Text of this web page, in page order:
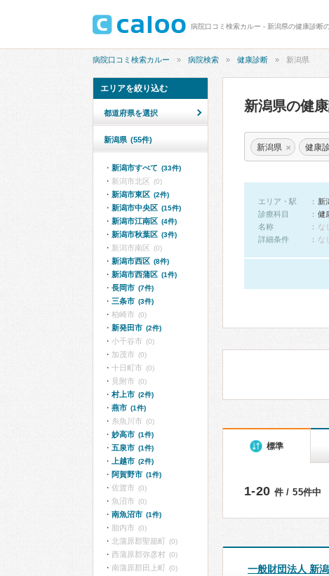
病院口コミ検索カルー - 新潟県の健康診断
病院口コミ検索カルー 病院検索 健康診断 新潟県
新潟県の健
新潟県 × 健康
エリア・駅
新
診療科目
健
名称
なし
詳細条件
な
標準
1-20 件 / 55件中
一般財団法人 新
エリアを絞り込む
都道府県を選択
新潟県 (55件)
新潟市すべて (33件)
新潟市北区 (0)
新潟市東区 (2件)
新潟市中央区 (15件)
新潟市江南区 (4件)
新潟市秋葉区 (3件)
新潟市南区 (0)
新潟市西区 (8件)
新潟市西蒲区 (1件)
長岡市 (7件)
三条市 (3件)
柏崎市 (0)
新発田市 (2件)
小千谷市 (0)
加茂市 (0)
十日町市 (0)
見附市 (0)
村上市 (2件)
燕市 (1件)
糸魚川市 (0)
妙高市 (1件)
五泉市 (1件)
上越市 (2件)
阿賀野市 (1件)
佐渡市 (0)
魚沼市 (0)
南魚沼市 (1件)
胎内市 (0)
北蒲原郡聖籠町 (0)
西蒲原郡弥彦村 (0)
南蒲原郡田上町 (0)